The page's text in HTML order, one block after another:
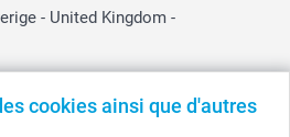
cookies ainsi que d'autres
- United Kingdom -
(€), TVA incluse et hors frais de port.